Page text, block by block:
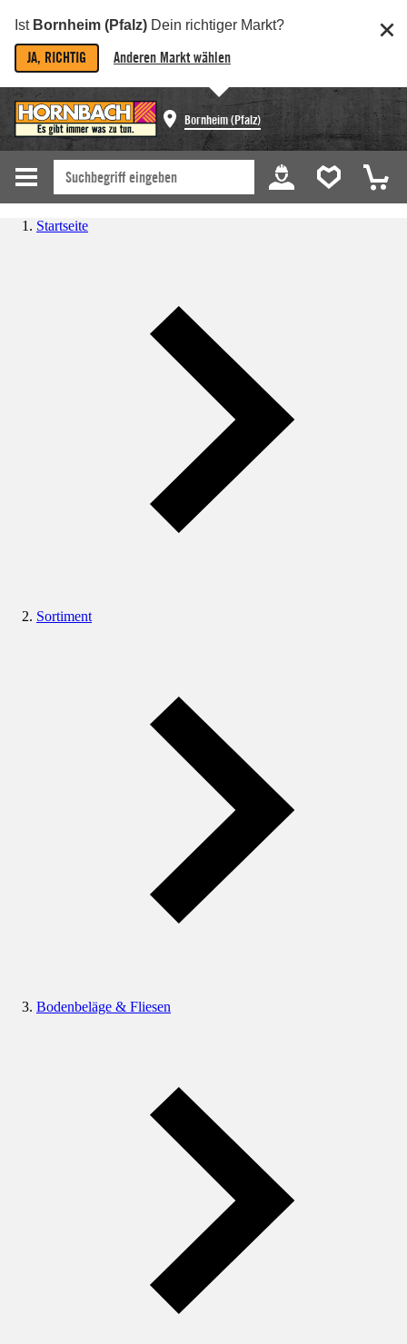
Ist Bornheim (Pfalz) Dein richtiger Markt?
JA, RICHTIG Anderen Markt wählen
Bornheim (Pfalz)
Startseite
Sortiment
Bodenbeläge & Fliesen